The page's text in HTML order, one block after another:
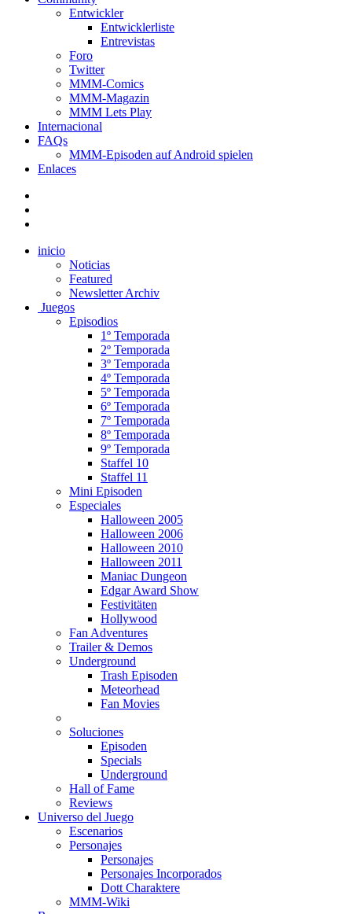
Entwickler
Entwicklerliste
Entrevistas
Foro
Twitter
MMM-Comics
MMM-Magazin
MMM Lets Play
Internacional
FAQs
MMM-Episoden auf Android spielen
Enlaces
inicio
Noticias
Featured
Newsletter Archiv
Juegos
Episodios
1º Temporada
2º Temporada
3º Temporada
4º Temporada
5º Temporada
6º Temporada
7º Temporada
8º Temporada
9º Temporada
Staffel 10
Staffel 11
Mini Episoden
Especiales
Halloween 2005
Halloween 2006
Halloween 2010
Halloween 2011
Maniac Dungeon
Edgar Award Show
Festivitäten
Hollywood
Fan Adventures
Trailer & Demos
Underground
Trash Episoden
Meteorhead
Fan Movies
Soluciones
Episoden
Specials
Underground
Hall of Fame
Reviews
Universo del Juego
Escenarios
Personajes
Personajes
Personajes Incorporados
Dott Charaktere
MMM-Wiki